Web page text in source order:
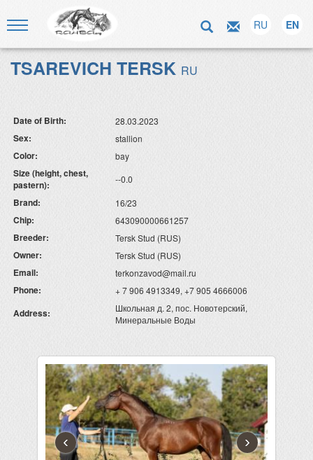
RU EN
TSAREVICH TERSK RU
Date of Birth: 28.03.2023
Sex: stallion
Color: bay
Size (height, chest,
pastern):
--0.0
Brand: 16/23
Chip: 643090000661257
Breeder: Tersk Stud (RUS)
Owner: Tersk Stud (RUS)
Email: terkonzavod@mail.ru
Phone: + 7 906 4913349, +7 905 4666006
Address:
Школьная д. 2, пос. Новотерский,
Минеральные Воды
‹ ›